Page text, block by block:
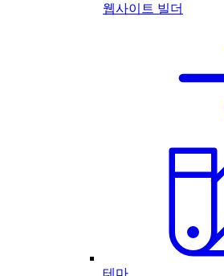
웹사이트 빌더
테마